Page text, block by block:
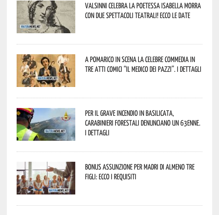
Valsinni celebra la poetessa Isabella Morra
con due spettacoli teatrali! Ecco le date
A Pomarico in scena la celebre commedia in
tre atti comici “Il medico dei pazzi”. I dettagli
Per il grave incendio in Basilicata,
Carabinieri forestali denunciano un 63enne.
I dettagli
Bonus assunzione per madri di almeno tre
figli: ecco i requisiti